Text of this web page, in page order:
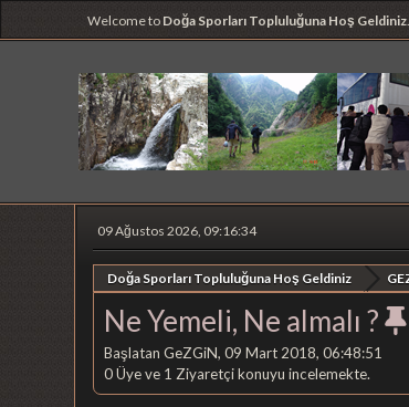
Welcome to Doğa Sporları Topluluğuna Hoş Geldiniz.
09 Ağustos 2026, 09:16:34
Doğa Sporları Topluluğuna Hoş Geldiniz
Ne Yemeli, Ne almalı ?
Başlatan GeZGiN, 09 Mart 2018, 06:48:51
0 Üye ve 1 Ziyaretçi konuyu incelemekte.